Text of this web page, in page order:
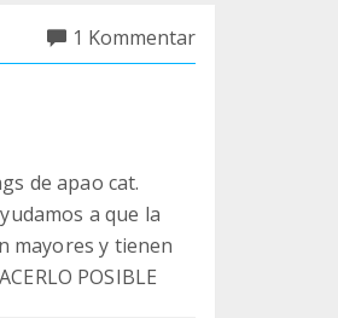
1 Kommentar
de apao cat.
a que la
mayores y tienen
POSIBLE